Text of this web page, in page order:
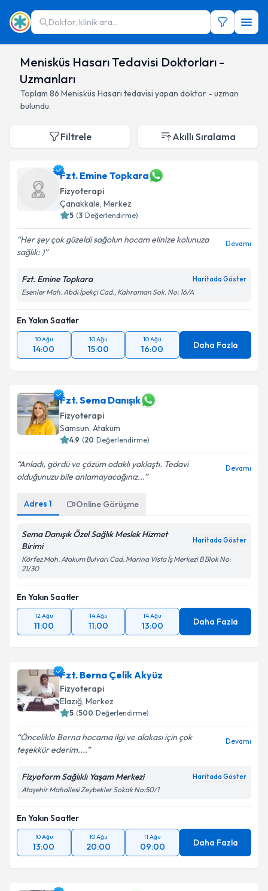
Doktor, klinik ara...
Menisküs Hasarı Tedavisi Doktorları -
Uzmanları
Toplam 86 Menisküs Hasarı tedavisi yapan doktor - uzman
bulundu.
Filtrele Akıllı Sıralama
Fzt. Emine Topkara
Fizyoterapi
Çanakkale, Merkez
5 (3 Değerlendirme)
Her şey çok güzeldi sağolun hocam elinize kolunuza
sağlık: )
Devamı
Fzt. Emine Topkara Haritada Göster
Esenler Mah. Abdi İpekçi Cad., Kahraman Sok. No: 16/A
En Yakın Saatler
10 Ağu
14:00
10 Ağu
15:00
10 Ağu
16:00 Daha Fazla
Fzt. Sema Danışık
Fizyoterapi
Samsun, Atakum
4.9 (20 Değerlendirme)
Anladı, gördü ve çözüm odaklı yaklaştı. Tedavi
olduğunuzu bile anlamayacağınız...
Devamı
Adres 1 Online Görüşme
Sema Danışık Özel Sağlık Meslek Hizmet
Birimi
Haritada Göster
Körfez Mah. Atakum Bulvarı Cad. Marina Vista İş Merkezi B Blok No:
21/30
En Yakın Saatler
12 Ağu
11:00
14 Ağu
11:00
14 Ağu
13:00 Daha Fazla
Fzt. Berna Çelik Akyüz
Fizyoterapi
Elazığ, Merkez
5 (500 Değerlendirme)
Öncelikle Berna hocama ilgi ve alakası için çok
teşekkür ederim....
Devamı
Fizyoform Sağlıklı Yaşam Merkezi Haritada Göster
Ataşehir Mahallesi Zeybekler Sokak No:50/1
En Yakın Saatler
10 Ağu
13:00
10 Ağu
20:00
11 Ağu
09:00 Daha Fazla